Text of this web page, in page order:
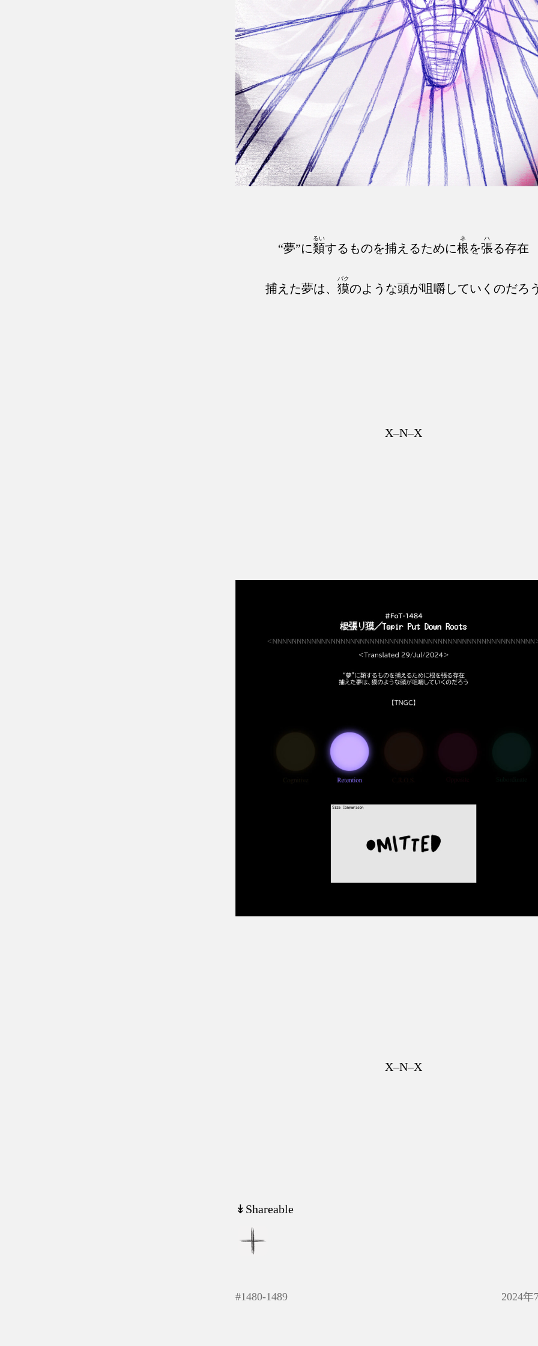
“夢”に類
るい
するものを捕えるために根
ネ
を張
ハ
る存在
捕えた夢は、 獏
バク
のような頭が咀嚼していくのだろ
X–N–X
X–N–X
↡Shareable
#1480-1489 2024年